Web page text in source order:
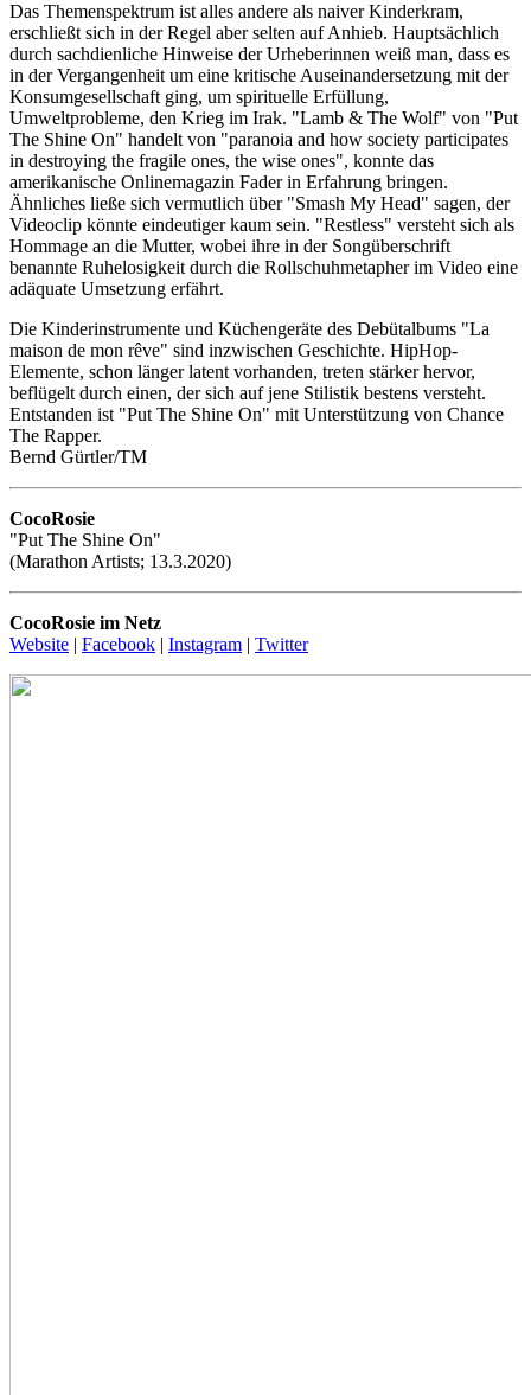
Das Themenspektrum ist alles andere als naiver Kinderkram,
erschließt sich in der Regel aber selten auf Anhieb. Hauptsächlich
durch sachdienliche Hinweise der Urheberinnen weiß man, dass es
in der Vergangenheit um eine kritische Auseinandersetzung mit der
Konsumgesellschaft ging, um spirituelle Erfüllung,
Umweltprobleme, den Krieg im Irak. "Lamb & The Wolf" von "Put
The Shine On" handelt von "paranoia and how society participates
in destroying the fragile ones, the wise ones", konnte das
amerikanische Onlinemagazin Fader in Erfahrung bringen.
Ähnliches ließe sich vermutlich über "Smash My Head" sagen, der
Videoclip könnte eindeutiger kaum sein. "Restless" versteht sich als
Hommage an die Mutter, wobei ihre in der Songüberschrift
benannte Ruhelosigkeit durch die Rollschuhmetapher im Video eine
adäquate Umsetzung erfährt.
Die Kinderinstrumente und Küchengeräte des Debütalbums "La
maison de mon rêve" sind inzwischen Geschichte. HipHop-
Elemente, schon länger latent vorhanden, treten stärker hervor,
beflügelt durch einen, der sich auf jene Stilistik bestens versteht.
Entstanden ist "Put The Shine On" mit Unterstützung von Chance
The Rapper.
Bernd Gürtler/TM
CocoRosie
"Put The Shine On"
(Marathon Artists; 13.3.2020)
CocoRosie im Netz
Website | Facebook | Instagram | Twitter